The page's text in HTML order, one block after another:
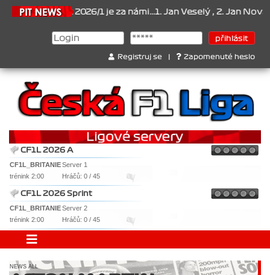
2026/1 je za námi...1. Jan Veselý , 2. Jan Nováček , 3.
Registruj se Zapomenuté heslo
CF1L 2026 A
CF1L_BRITANIEServer 1
trénink 2:00
Hráčů: 0 / 45
CF1L 2026 Sprint
CF1L_BRITANIEServer 2
trénink 2:00
Hráčů: 0 / 45
NEWS ALL